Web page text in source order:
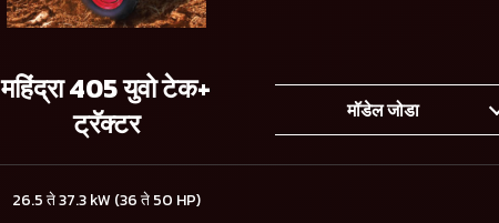
महिंद्रा 405 युवो टेक+
ट्रॅक्टर
मॉडेल जोडा
26.5 ते 37.3 kW (36 ते 50 HP)